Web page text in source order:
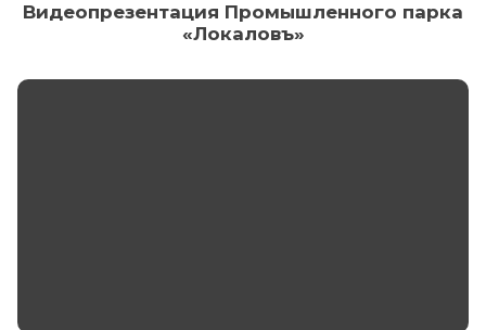
Видеопрезентация Промышленного парка
«Локаловъ»